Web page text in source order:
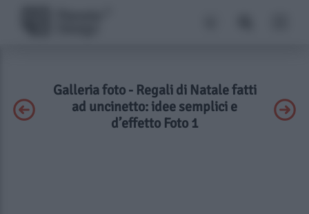
Galleria foto - Regali di Natale fatti
ad uncinetto: idee semplici e
d’effetto Foto 1